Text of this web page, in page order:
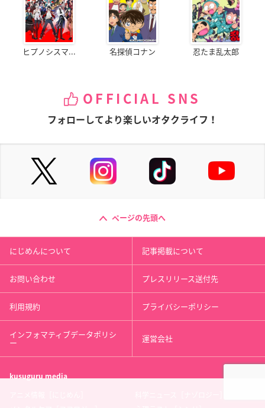
ヒプノシスマ... 名探偵コナン 忍たま乱太郎
OFFICIAL SNS
フォローしてより楽しいオタクライフ！
ページの先頭へ
にじめんについて 記事掲載について
お問い合わせ プレスリリース送付先
利用規約 プライバシーポリシー
インフォマティブデータポリシ
ー 運営会社
kusuguru media